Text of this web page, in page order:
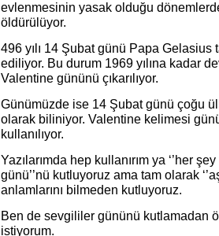
evlenmesinin yasak olduğu
öldürülüyor.
496 yılı 14 Şubat günü Papa
ediliyor. Bu durum 1969 yılına kadar
Valentine gününü çıkarılıyor.
Günümüzde ise 14 Şubat günü çoğu
olarak biliniyor. Valentine kelimesi
kullanılıyor.
Yazılarımda hep kullanırım ya ‘’her
günü’’nü kutluyoruz ama tam olarak
anlamlarını bilmeden kutluyoruz.
Ben de sevgililer gününü kutlamadan
istiyorum.